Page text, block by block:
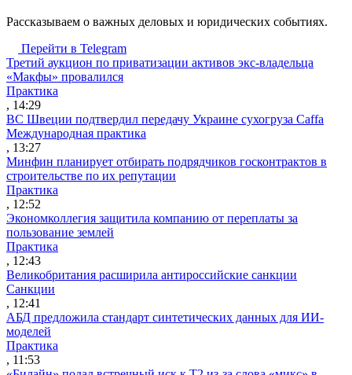
Рассказываем о важных деловых и юридических событиях.
Перейти в Telegram
Третий аукцион по приватизации активов экс-владельца
«Макфы» провалился
Практика
, 14:29
ВС Швеции подтвердил передачу Украине сухогруза Caffa
Международная практика
, 13:27
Минфин планирует отбирать подрядчиков госконтрактов в
строительстве по их репутации
Практика
, 12:52
Экономколлегия защитила компанию от переплаты за
пользование землей
Практика
, 12:43
Великобритания расширила антироссийские санкции
Санкции
, 12:41
АБД предложила стандарт синтетических данных для ИИ-
моделей
Практика
, 11:53